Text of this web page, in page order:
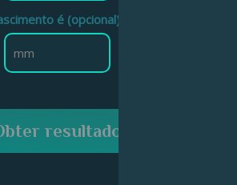
é (opcional)
resultado